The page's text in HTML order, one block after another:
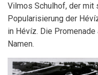
Vilmos Schulhof, der mit
Popularisierung der
in Hévíz. Die
Namen.